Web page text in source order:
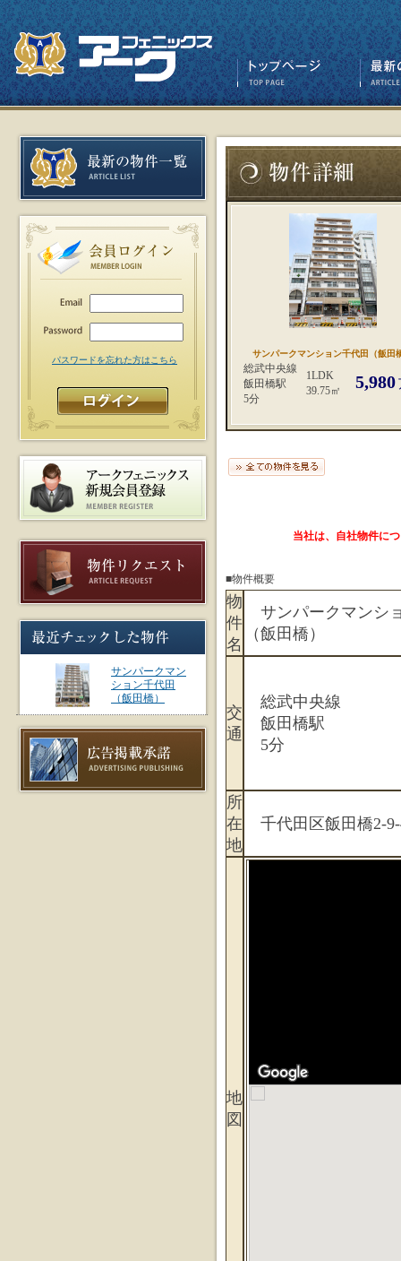
サンパークマンション千代田（飯田
総武中央線
飯田橋駅
5分
1LDK
39.75㎡
5,980
当社は、自社物件に
■物件概要
物
件
名
サンパークマンシ
（飯田橋）
交
通
総武中央線
飯田橋駅
5分
所
在
地
千代田区飯田橋2-
地
図
パスワードを忘れた方はこちら
サンパークマン
ション千代田
（飯田橋）